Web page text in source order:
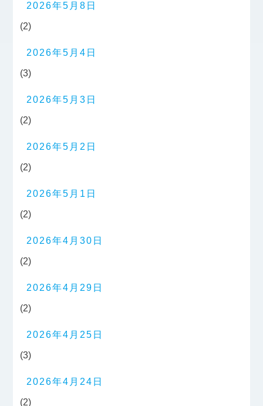
2026年5月8日
(2)
2026年5月4日
(3)
2026年5月3日
(2)
2026年5月2日
(2)
2026年5月1日
(2)
2026年4月30日
(2)
2026年4月29日
(2)
2026年4月25日
(3)
2026年4月24日
(2)